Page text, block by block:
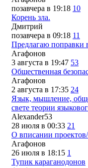
позавчера в 19:18 10
Корень зла.
Дмитрий
позавчера в 09:18 11
Предлагаю поправки
Агафонов
3 августа в 19:47 53
Общественная
Агафонов
2 августа в 17:35 24
Язык, мышление,
свете теории
Alexander53
28 июля в 00:33 21
О вписании
Агафонов
26 июля в 18:15 1
Тупик караганодонов